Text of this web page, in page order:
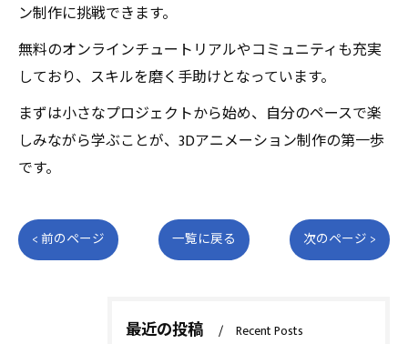
ン制作に挑戦できます。
無料のオンラインチュートリアルやコミュニティも充実
しており、スキルを磨く手助けとなっています。
まずは小さなプロジェクトから始め、自分のペースで楽
しみながら学ぶことが、3Dアニメーション制作の第一歩
です。
< 前のページ 一覧に戻る 次のページ >
最近の投稿 Recent Posts